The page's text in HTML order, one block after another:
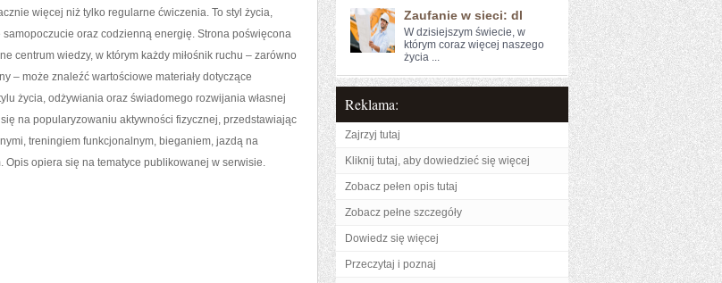
więcej niż tylko regularne ćwiczenia. To styl życia,
oraz codzienną energię. Strona poświęcona
centrum wiedzy, w którym każdy miłośnik ruchu – zarówno
– może znaleźć wartościowe materiały dotyczące
życia, odżywiania oraz świadomego rozwijania własnej
na popularyzowaniu aktywności fizycznej, przedstawiając
treningiem funkcjonalnym, bieganiem, jazdą na
opiera się na tematyce publikowanej w serwisie.
Zaufanie w sieci: dl
W dzisiejszym świecie, w
którym coraz więcej naszego
życia ...
Reklama:
Zajrzyj tutaj
Kliknij tutaj, aby dowiedzieć się więcej
Zobacz pełen opis tutaj
Zobacz pełne szczegóły
Dowiedz się więcej
Przeczytaj i poznaj